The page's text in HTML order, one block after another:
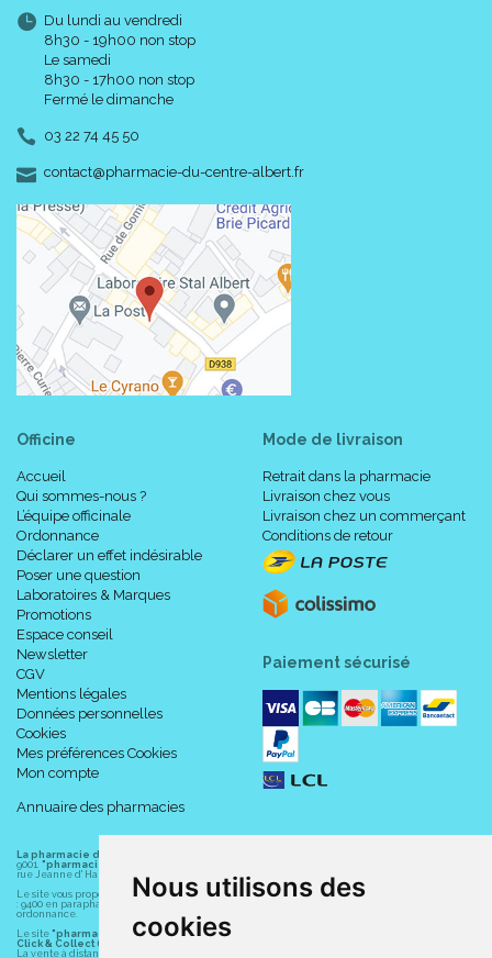
Nous utilisons des
cookies
Du lundi au vendredi
8h30 - 19h00 non stop
Le samedi
8h30 - 17h00 non stop
Fermé le dimanche
03 22 74 45 50
contact-
@-
pharmacie-du-centre-albert.fr
Officine
Accueil
Qui sommes-nous ?
L’équipe officinale
Ordonnance
Déclarer un effet indésirable
Poser une question
Laboratoires & Marques
Promotions
Espace conseil
Newsletter
CGV
Mentions légales
Données personnelles
Cookies
Mes préférences Cookies
Mon compte
Annuaire des pharmacies
Mode de livraison
Retrait dans la pharmacie
Livraison chez vous
Livraison chez un commerçant
Conditions de retour
Paiement sécurisé
La pharmacie du centre à Albert
9001. "pharmacie-du-centre-albert.fr "
rue Jeanne d' Harcourt, 80300 Albert.
Le site vous propose un large choix de plus de 11000 références, au prix les plus bas possible
: 9400 en parapharmacie, animaux, orthopédie, matériel médical. 1700 en médicaments sans
ordonnance.
Le site "pharmacie-du-centre-albert.fr"vous propose les service suivants :
Click & Collect (retrait gratuit dans la pharmacie).
La vente à distance chez vous et/ou chez un commerçant sur la France (Andorre, Monaco et